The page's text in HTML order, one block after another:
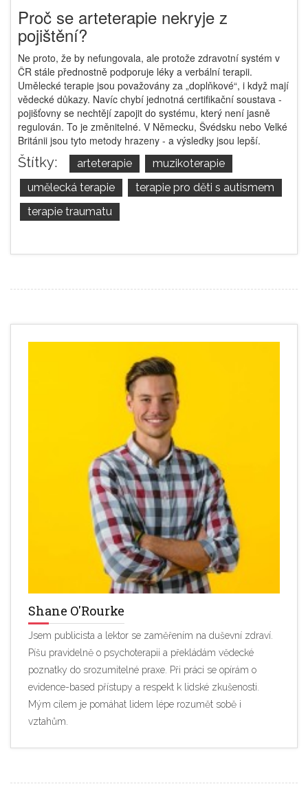
Proč se arteterapie nekryje z
pojištění?
Ne proto, že by nefungovala, ale protože zdravotní systém v
ČR stále přednostně podporuje léky a verbální terapii.
Umělecké terapie jsou považovány za „doplňkové“, i když mají
vědecké důkazy. Navíc chybí jednotná certifikační soustava -
pojišťovny se nechtějí zapojit do systému, který není jasně
regulován. To je změnitelné. V Německu, Švédsku nebo Velké
Británii jsou tyto metody hrazeny - a výsledky jsou lepší.
Štítky: arteterapie
muzikoterapie
umělecká terapie
terapie pro děti s autismem
terapie traumatu
Shane O'Rourke
Jsem publicista a lektor se zaměřením na duševní zdraví.
Píšu pravidelně o psychoterapii a překládám vědecké
poznatky do srozumitelné praxe. Při práci se opírám o
evidence-based přístupy a respekt k lidské zkušenosti.
Mým cílem je pomáhat lidem lépe rozumět sobě i
vztahům.